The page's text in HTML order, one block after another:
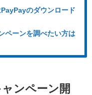
のダウンロード
ペーンを調べたい方は
ンペーン開